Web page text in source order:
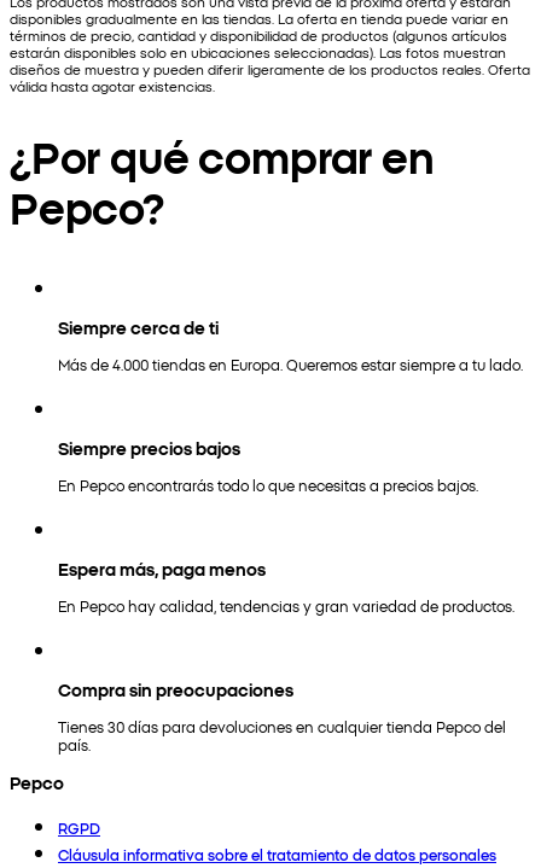
disponibles gradualmente en las tiendas. La oferta en tienda puede variar en
términos de precio, cantidad y disponibilidad de productos (algunos artículos
estarán disponibles solo en ubicaciones seleccionadas). Las fotos muestran
diseños de muestra y pueden diferir ligeramente de los productos reales. Oferta
válida hasta agotar existencias.
¿Por qué comprar en
Pepco?
Siempre cerca de ti
Más de 4.000 tiendas en Europa. Queremos estar siempre a tu lado.
Siempre precios bajos
En Pepco encontrarás todo lo que necesitas a precios bajos.
Espera más, paga menos
En Pepco hay calidad, tendencias y gran variedad de productos.
Compra sin preocupaciones
Tienes 30 días para devoluciones en cualquier tienda Pepco del
país.
Pepco
RGPD
Cláusula informativa sobre el tratamiento de datos personales